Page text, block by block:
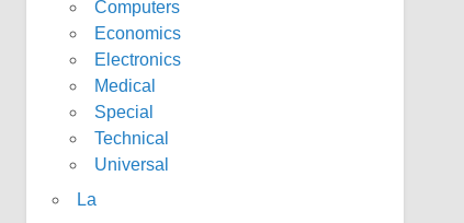
Computers
Economics
Electronics
Medical
Special
Technical
Universal
La